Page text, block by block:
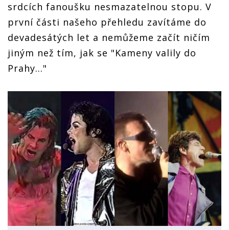
srdcích fanoušku nesmazatelnou stopu. V
první části našeho přehledu zavítáme do
devadesátých let a nemůžeme začít ničím
jiným než tím, jak se "Kameny valily do
Prahy..."